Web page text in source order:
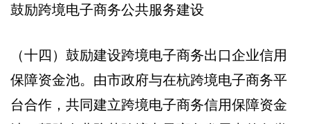
鼓励跨境电子商务公共服务建设
（十四）鼓励建设跨境电子商务出口企业信用
保障资金池。由市政府与在杭跨境电子商务平
台合作，共同建立跨境电子商务信用保障资金